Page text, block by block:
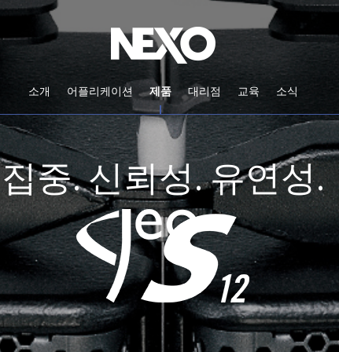
소개 어플리케이션 제품 대리점 교육 소식
집중. 신뢰성. 유연성.